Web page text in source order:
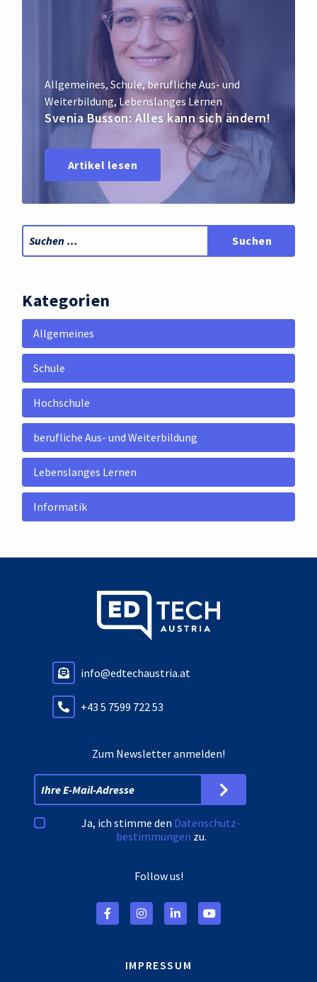
Allgemeines, Schule,berufliche Aus- und
Weiterbildung,Lebenslanges Lernen
Svenia Busson: Alles kann sich ändern!
Artikel lesen
Kategorien
Allgemeines
Schule
Hochschule
berufliche Aus- und Weiterbildung
Lebenslanges Lernen
Informatik
info@edtechaustria.at
+43 5 7599 722 53
Zum Newsletter anmelden!
Ja, ich stimme den Datenschutz­
bestimmungen zu.
Follow us!
IMPRESSUM